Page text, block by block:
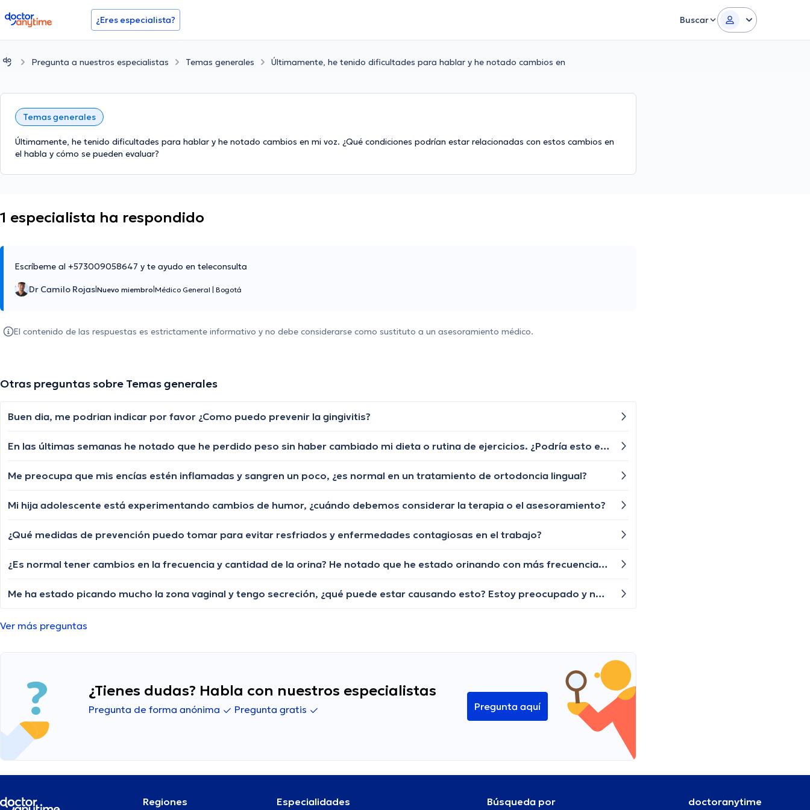
doctoranytime ¿Eres especialista? Buscar
Pregunta a nuestros especialistas Temas generales Últimamente, he tenido dificultades para hablar y he notado cambios en
Temas generales
Últimamente, he tenido dificultades para hablar y he notado cambios en mi voz. ¿Qué condiciones podrían estar relacionadas con estos cambios en
el habla y cómo se pueden evaluar?
1 especialista ha respondido
Escríbeme al +573009058647 y te ayudo en teleconsulta
Dr Camilo Rojas Nuevo miembro Médico General Bogotá
El contenido de las respuestas es estrictamente informativo y no debe considerarse como sustituto a un asesoramiento médico.
Otras preguntas sobre Temas generales
Buen dia, me podrian indicar por favor ¿Como puedo prevenir la gingivitis?
En las últimas semanas he notado que he perdido peso sin haber cambiado mi dieta o rutina de ejercicios. ¿Podría esto estar relacionado con algún problema de salud?
Me preocupa que mis encías estén inflamadas y sangren un poco, ¿es normal en un tratamiento de ortodoncia lingual?
Mi hija adolescente está experimentando cambios de humor, ¿cuándo debemos considerar la terapia o el asesoramiento?
¿Qué medidas de prevención puedo tomar para evitar resfriados y enfermedades contagiosas en el trabajo?
¿Es normal tener cambios en la frecuencia y cantidad de la orina? He notado que he estado orinando con más frecuencia de lo normal y que a veces me cuesta más trabajo orinar
Me ha estado picando mucho la zona vaginal y tengo secreción, ¿qué puede estar causando esto? Estoy preocupado y necesito una respuesta urgente.
Ver más preguntas
¿Tienes dudas? Habla con nuestros especialistas
Pregunta de forma anónima Pregunta gratis Pregunta aquí
Regiones Especialidades Búsqueda por doctoranytime